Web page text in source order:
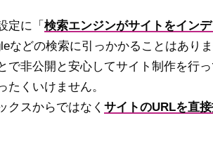
定に「 検索エンジンがサイトをイン
などの検索に引っかかることはありま
で非公開と安心してサイト制作を行っ
たくいけません。
クスからではなく サイトのURLを直